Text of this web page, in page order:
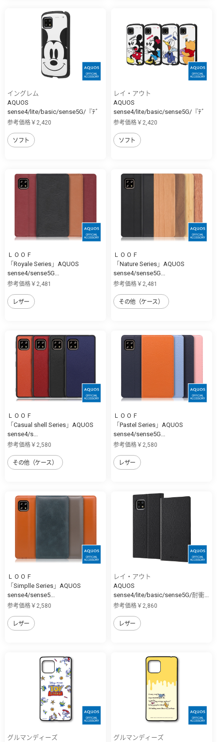
イングレム
AQUOS
sense4/lite/basic/sense5G/『ﾃﾞ
ｨ...
参考価格￥2,420
ソフト
レイ・アウト
AQUOS
sense4/lite/basic/sense5G/『ﾃﾞ
ｨ...
参考価格￥2,420
ソフト
ＬＯＯＦ
「Royale Series」AQUOS
sense4/sense5G...
参考価格￥2,481
レザー
ＬＯＯＦ
「Nature Series」AQUOS
sense4/sense5G...
参考価格￥2,481
その他（ケース）
ＬＯＯＦ
「Casual shell Series」AQUOS
sense4/s...
参考価格￥2,580
その他（ケース）
ＬＯＯＦ
「Pastel Series」AQUOS
sense4/sense5G...
参考価格￥2,580
レザー
ＬＯＯＦ
「Simplle Series」AQUOS
sense4/sense5...
参考価格￥2,580
レザー
レイ・アウト
AQUOS
sense4/lite/basic/sense5G/耐衝...
参考価格￥2,860
レザー
グルマンディーズ
グルマンディーズ